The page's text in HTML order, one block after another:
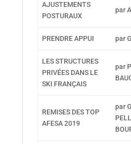
AJUSTEMENTS
POSTURAUX
par
PRENDRE APPUI par
LES STRUCTURES
PRIVÉES DANS LE
SKI FRANÇAIS
par
REMISES DES TOP
AFESA 2019
par